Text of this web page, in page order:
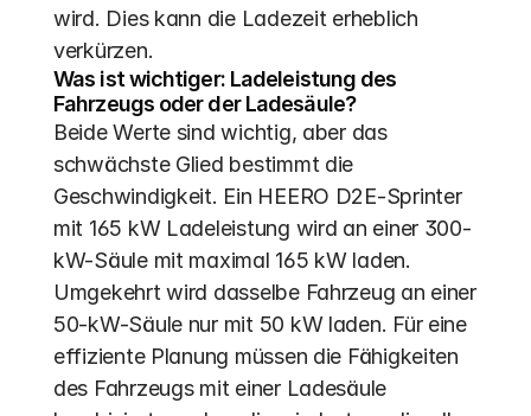
wird. Dies kann die Ladezeit erheblich
verkürzen.
Was ist wichtiger: Ladeleistung des
Fahrzeugs oder der Ladesäule?
Beide Werte sind wichtig, aber das
schwächste Glied bestimmt die
Geschwindigkeit. Ein HEERO D2E-Sprinter
mit 165 kW Ladeleistung wird an einer 300-
kW-Säule mit maximal 165 kW laden.
Umgekehrt wird dasselbe Fahrzeug an einer
50-kW-Säule nur mit 50 kW laden. Für eine
effiziente Planung müssen die Fähigkeiten
des Fahrzeugs mit einer Ladesäule